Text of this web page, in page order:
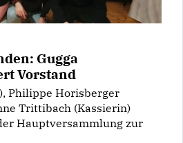
Gugga
Vorstand
Philippe Horisberger
Trittibach (Kassierin)
Hauptversammlung zur